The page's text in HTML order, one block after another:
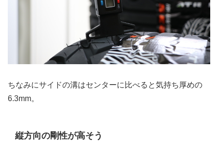
ちなみにサイドの溝はセンターに比べると気持ち厚めの
6.3mm。
縦方向の剛性が高そう